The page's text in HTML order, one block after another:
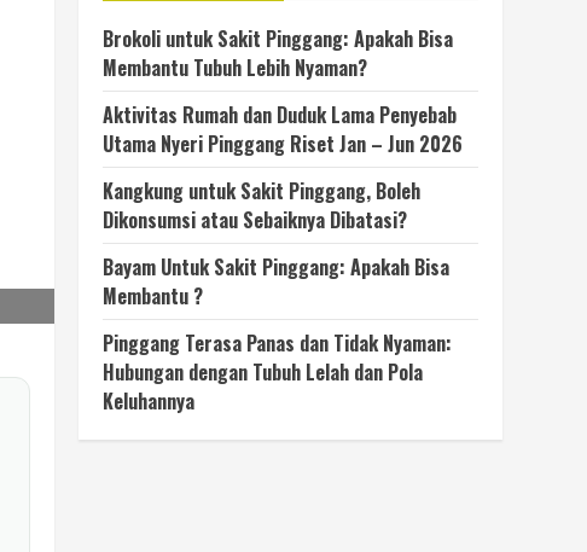
Brokoli untuk Sakit Pinggang: Apakah Bisa
Membantu Tubuh Lebih Nyaman?
Aktivitas Rumah dan Duduk Lama Penyebab
Utama Nyeri Pinggang Riset Jan – Jun 2026
Kangkung untuk Sakit Pinggang, Boleh
Dikonsumsi atau Sebaiknya Dibatasi?
Bayam Untuk Sakit Pinggang: Apakah Bisa
Membantu ?
Pinggang Terasa Panas dan Tidak Nyaman:
Hubungan dengan Tubuh Lelah dan Pola
Keluhannya